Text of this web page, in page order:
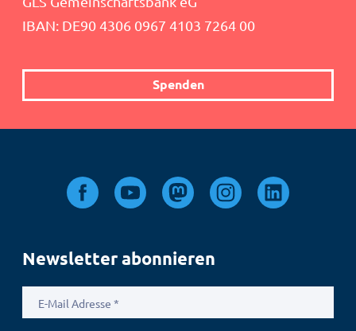
IBAN: DE90 4306 0967 4103 7264 00
Spenden
Newsletter abonnieren
Mail